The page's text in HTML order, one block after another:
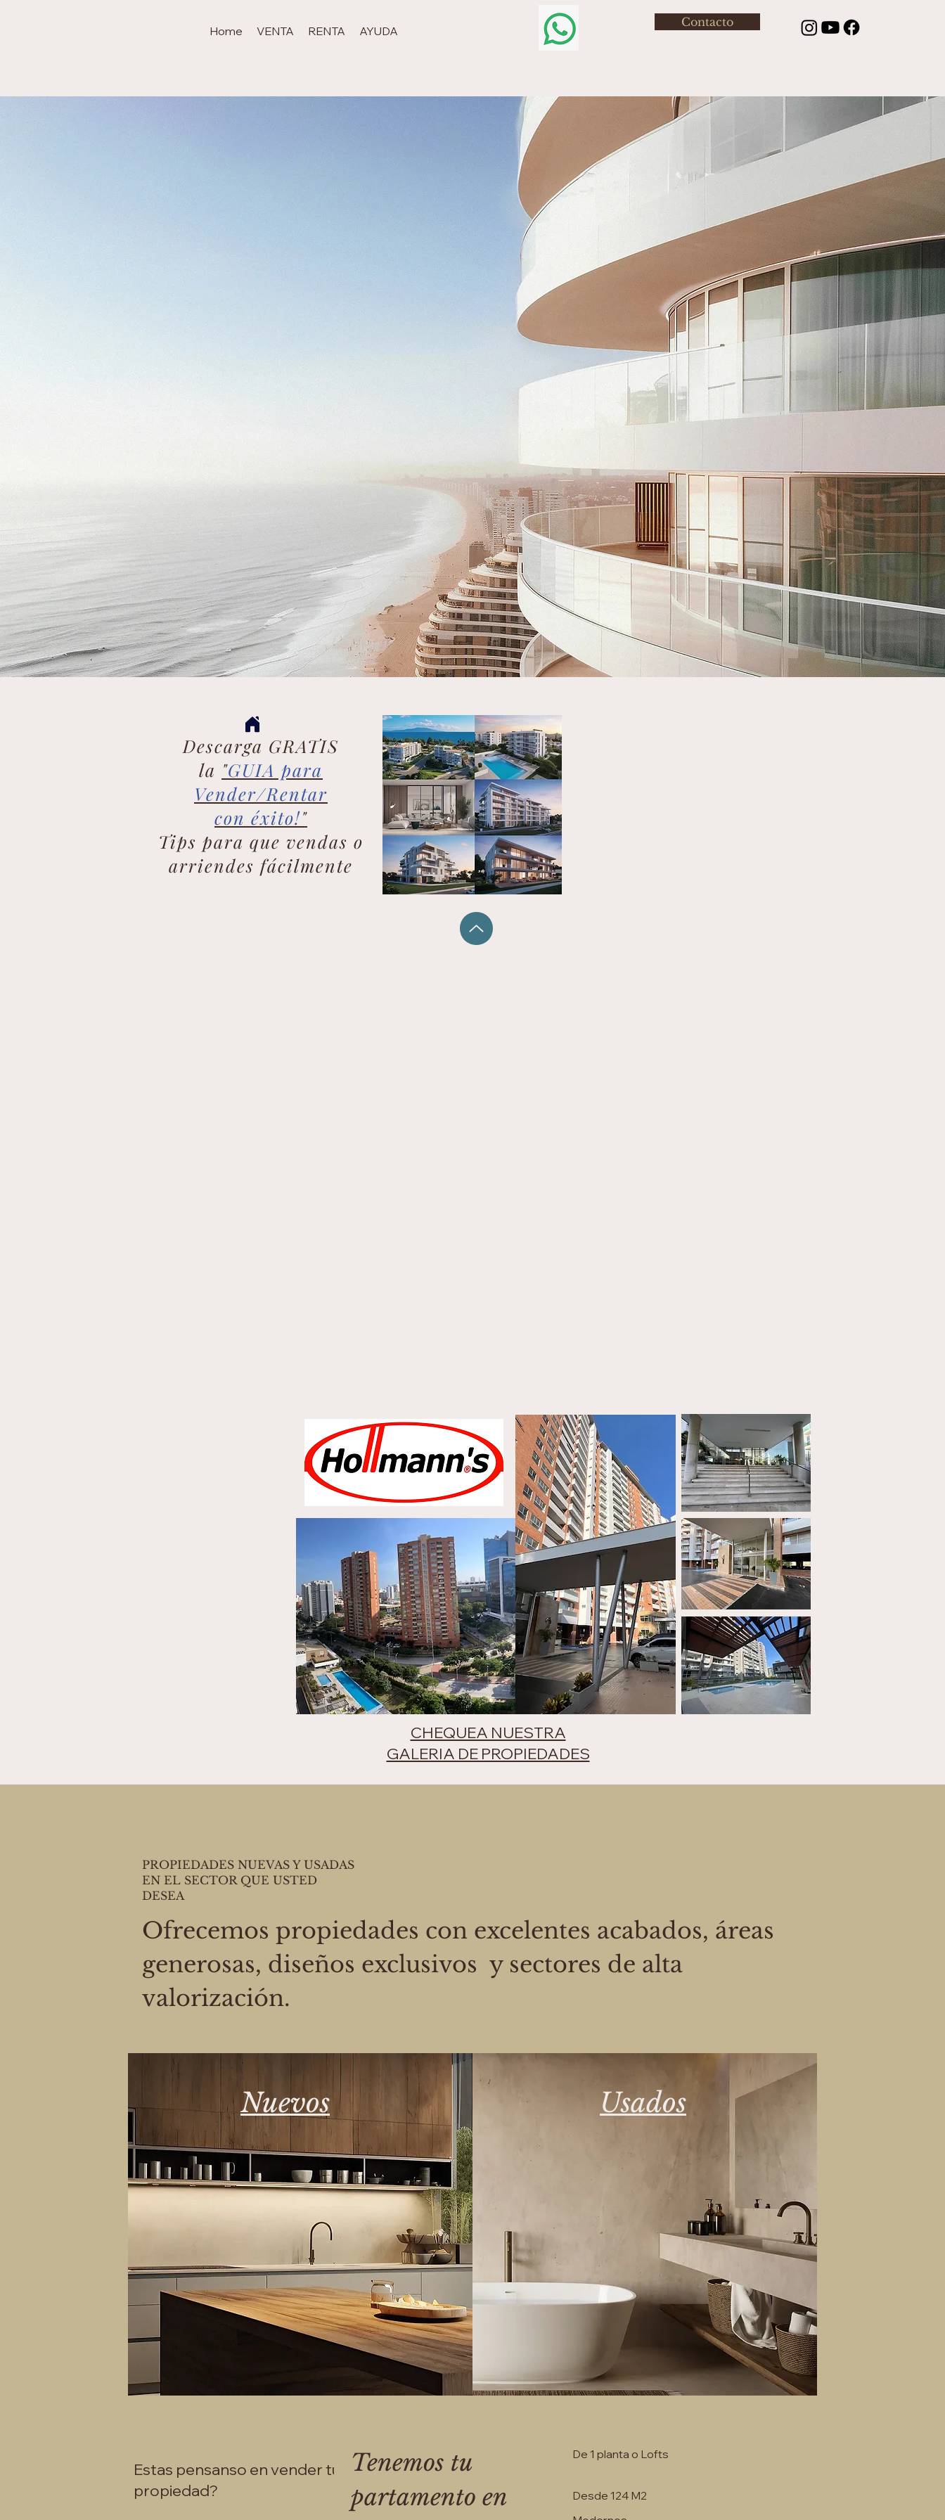
Contacto
Home VENTA RENTA AYUDA
Dos Agentes Inmobiliarios
Sólo cuando tu agente es...
Hollmann's
Barranquilla - Sta Marta - Cartagena - Bogotá
Descarga GRATIS
la "GUIA para
Vender/Rentar
con éxito!"
Tips para que vendas o
arriendes fácilmente
CHEQUEA NUESTRA
GALERIA DE PROPIEDADES
PROPIEDADES NUEVAS Y USADAS
EN EL SECTOR QUE USTED
DESEA
Ofrecemos propiedades con excelentes acabados, áreas
generosas, diseños exclusivos y sectores de alta
valorización.
Nuevos Usados
Estas pensanso en vender tu
propiedad?
Tenemos tu
partamento en
De 1 planta o Lofts
Desde 124 M2